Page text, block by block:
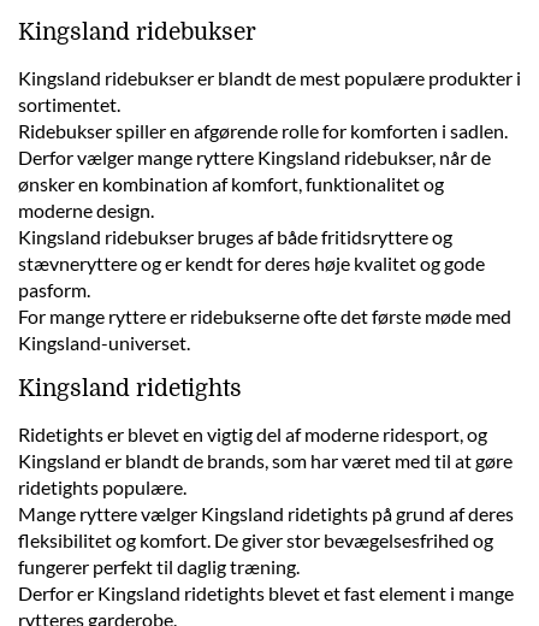
Kingsland ridebukser
Kingsland ridebukser er blandt de mest populære produkter i
sortimentet.
Ridebukser spiller en afgørende rolle for komforten i sadlen.
Derfor vælger mange ryttere Kingsland ridebukser, når de
ønsker en kombination af komfort, funktionalitet og
moderne design.
Kingsland ridebukser bruges af både fritidsryttere og
stævneryttere og er kendt for deres høje kvalitet og gode
pasform.
For mange ryttere er ridebukserne ofte det første møde med
Kingsland-universet.
Kingsland ridetights
Ridetights er blevet en vigtig del af moderne ridesport, og
Kingsland er blandt de brands, som har været med til at gøre
ridetights populære.
Mange ryttere vælger Kingsland ridetights på grund af deres
fleksibilitet og komfort. De giver stor bevægelsesfrihed og
fungerer perfekt til daglig træning.
Derfor er Kingsland ridetights blevet et fast element i mange
rytteres garderobe.